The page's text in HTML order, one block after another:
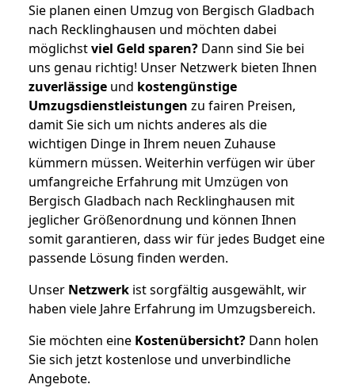
Sie planen einen Umzug von Bergisch Gladbach
nach Recklinghausen und möchten dabei
möglichstviel Geld sparen? Dann sind Sie bei
uns genau richtig! Unser Netzwerk bieten Ihnen
zuverlässige und kostengünstige
Umzugsdienstleistungen zu fairen Preisen,
damit Sie sich um nichts anderes als die
wichtigen Dinge in Ihrem neuen Zuhause
kümmern müssen. Weiterhin verfügen wir über
umfangreiche Erfahrung mit Umzügen von
Bergisch Gladbach nach Recklinghausen mit
jeglicher Größenordnung und können Ihnen
somit garantieren, dass wir für jedes Budget eine
passende Lösung finden werden.
Unser Netzwerk ist sorgfältig ausgewählt, wir
haben viele Jahre Erfahrung im Umzugsbereich.
Sie möchten eine Kostenübersicht? Dann holen
Sie sich jetzt kostenlose und unverbindliche
Angebote.